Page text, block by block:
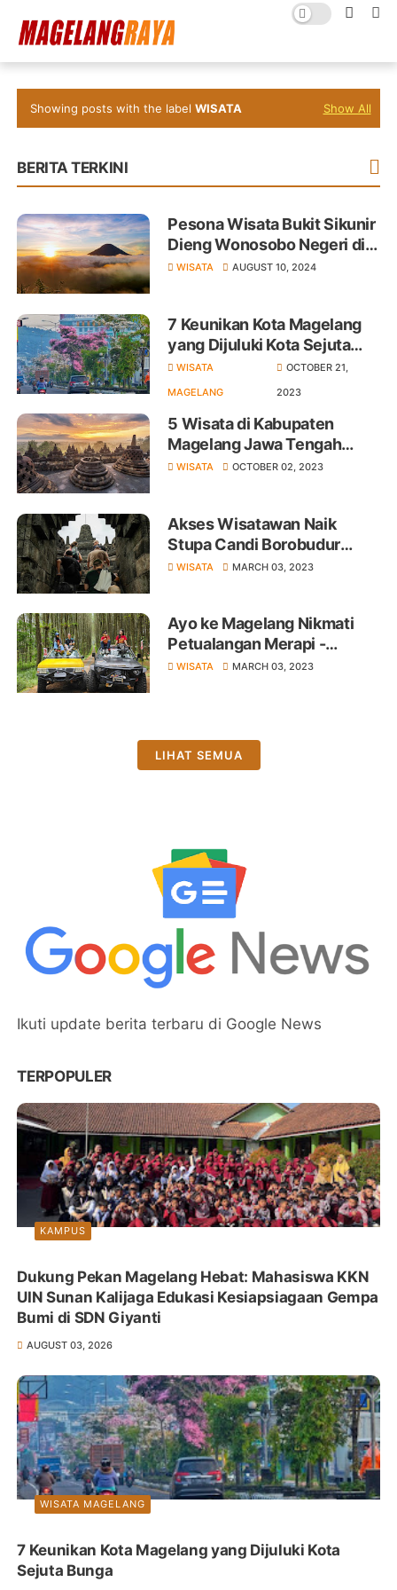
Showing posts with the labelWISATA Show All
BERITA TERKINI
Pesona Wisata Bukit Sikunir
Dieng Wonosobo Negeri di
Atas Awan yang Wajib
WISATA AUGUST 10, 2024
7 Keunikan Kota Magelang
yang Dijuluki Kota Sejuta
Bunga
WISATA
MAGELANG
OCTOBER 21,
2023
5 Wisata di Kabupaten
Magelang Jawa Tengah
Menarik Anda Kunjungi
WISATA OCTOBER 02, 2023
Akses Wisatawan Naik
Stupa Candi Borobudur
Akan Ditinjau Ulang
WISATA MARCH 03, 2023
Ayo ke Magelang Nikmati
Petualangan Merapi -
Merbabu dengan Jeep Rasa
WISATA MARCH 03, 2023
LIHAT SEMUA
Ikuti update berita terbaru di Google News
TERPOPULER
KAMPUS
Dukung Pekan Magelang Hebat: Mahasiswa KKN
UIN Sunan Kalijaga Edukasi Kesiapsiagaan Gempa
Bumi di SDN Giyanti
AUGUST 03, 2026
WISATA MAGELANG
7 Keunikan Kota Magelang yang Dijuluki Kota
Sejuta Bunga